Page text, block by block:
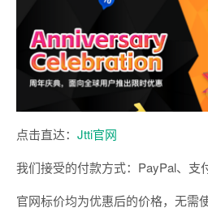
点击直达： Jtti官网
我们接受的付款方式：PayPal、支
官网标价均为优惠后的价格，无需